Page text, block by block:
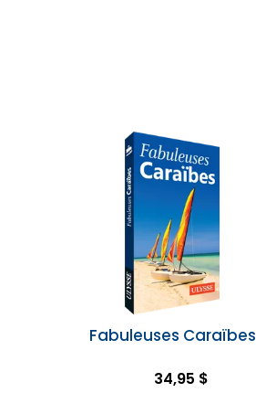
Fabuleuses Caraïbes
34,95 $